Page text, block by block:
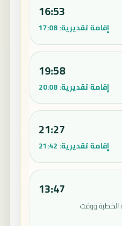
16:53
إقامة تقديرية:17:08
19:58
إقامة تقديرية:20:08
21:27
إقامة تقديرية: 21:42
الخطبة ووقت
13:47